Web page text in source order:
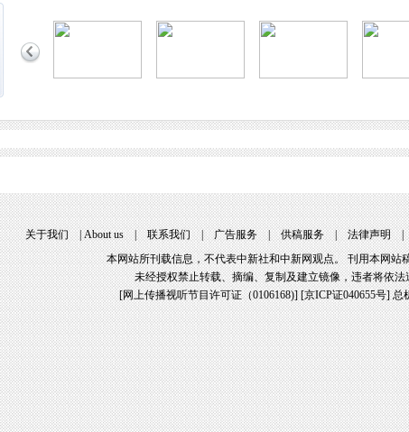
关于我们|About us|联系我们|广告服务|供稿服务|法律声明
本网站所刊载信息，不代表中新社和中新网观点。 刊用本网站
未经授权禁止转载、摘编、复制及建立镜像，违者将依法
[网上传播视听节目许可证（0106168)] [京ICP证040655号] 总